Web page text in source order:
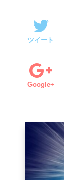
ツイート
Google+